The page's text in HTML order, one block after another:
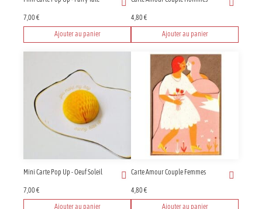
7,00€
Ajouter au panier
4,80€
Ajouter au panier
Mini Carte Pop Up - Oeuf Soleil
7,00€
Ajouter au panier
Carte Amour Couple Femmes
4,80€
Ajouter au panier